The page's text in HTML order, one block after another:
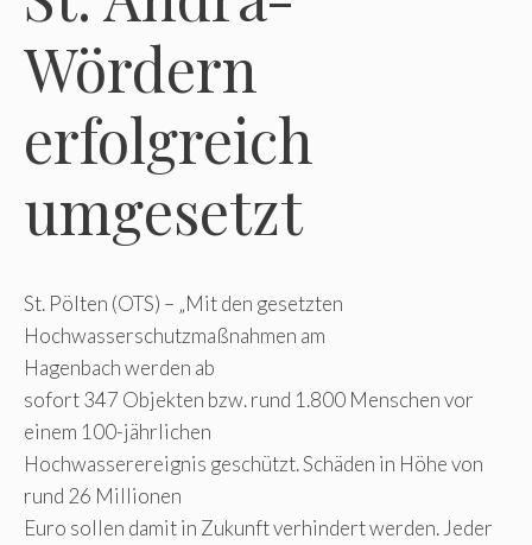
Wördern
erfolgreich
umgesetzt
St. Pölten (OTS) – „Mit den gesetzten
Hochwasserschutzmaßnahmen am
Hagenbach werden ab
sofort 347 Objekten bzw. rund 1.800 Menschen vor
einem 100-jährlichen
Hochwasserereignis geschützt. Schäden in Höhe von
rund 26 Millionen
Euro sollen damit in Zukunft verhindert werden. Jeder